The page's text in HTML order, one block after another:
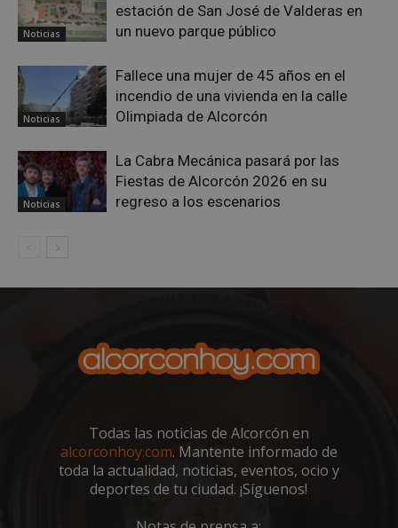
Noticias
estación de San José de Valderas en
un nuevo parque público
Noticias
Fallece una mujer de 45 años en el
incendio de una vivienda en la calle
Olimpiada de Alcorcón
Noticias
La Cabra Mecánica pasará por las
Fiestas de Alcorcón 2026 en su
regreso a los escenarios
Todas las noticias de Alcorcón en
alcorconhoy.com. Mantente informado de
toda la actualidad, noticias, eventos, ocio y
deportes de tu ciudad. ¡Síguenos!
sp_landing
Spotify Inc.
.spotify.com
23 horas 59